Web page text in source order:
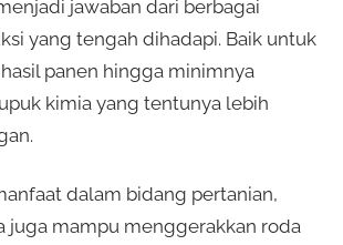
jawaban dari berbagai
yang tengah dihadapi. Baik untuk
panen hingga minimnya
kimia yang tentunya lebih
dalam bidang pertanian,
juga mampu menggerakkan roda